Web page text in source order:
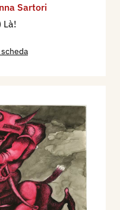
Sartori
Là!